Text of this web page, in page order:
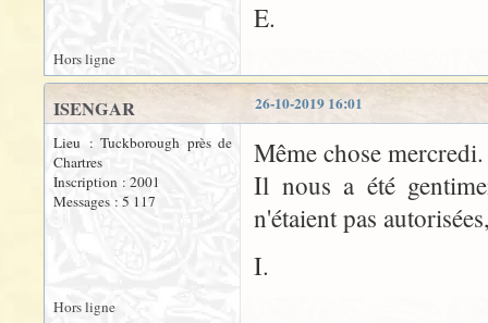
E.
Hors ligne
26-10-2019 16:01
ISENGAR
Lieu : Tuckborough près de
Chartres
Inscription : 2001
Messages : 5 117
Même chose mercredi.
Il nous a été
n'étaient pas
I.
Hors ligne